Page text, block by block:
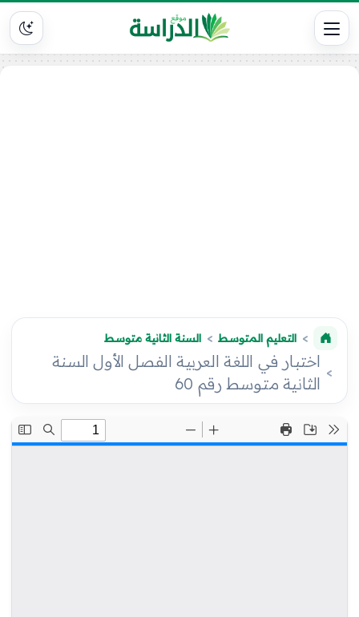
التعليم المتوسط السنة الثانية متوسط
اختبار في اللغة العربية الفصل الأول السنة
الثانية متوسط رقم 60